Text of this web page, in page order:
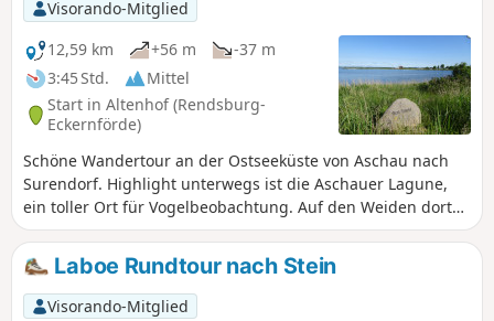
Visorando-Mitglied
12,59 km
+56 m
-37 m
3:45 Std.
Mittel
Start in Altenhof (Rendsburg-
Eckernförde)
Schöne Wandertour an der Ostseeküste von Aschau nach
Surendorf. Highlight unterwegs ist die Aschauer Lagune,
ein toller Ort für Vogelbeobachtung. Auf den Weiden dort
grasen Wasserbüffel.
Laboe Rundtour nach Stein
Visorando-Mitglied